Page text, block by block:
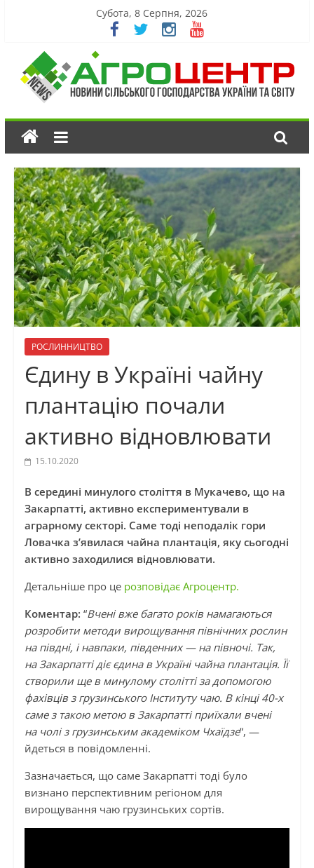
Субота, 8 Серпня, 2026
РОСЛИННИЦТВО
Єдину в Україні чайну
плантацію почали
активно відновлювати
15.10.2020
В середині минулого століття в Мукачево, що на
Закарпатті, активно експериментували в
аграрному секторі. Саме тоді неподалік гори
Ловачка з’явилася чайна плантація, яку сьогодні
активно заходилися відновлювати.
Детальніше про це розповідає Агроцентр.
Коментар: “Вчені вже багато років намагаються
розробити методи вирощування північних рослин
на півдні, і навпаки, південних — на півночі. Так,
на Закарпатті діє єдина в Україні чайна плантація. Її
створили ще в минулому столітті за допомогою
фахівців з грузинського Інституту чаю. В кінці 40-х
саме з такою метою в Закарпатті приїхали вчені
на чолі з грузинським академіком Чхаїдзе“, —
йдеться в повідомленні.
Зазначається, що саме Закарпатті тоді було
визнано перспективним регіоном для
вирощування чаю грузинських сортів.